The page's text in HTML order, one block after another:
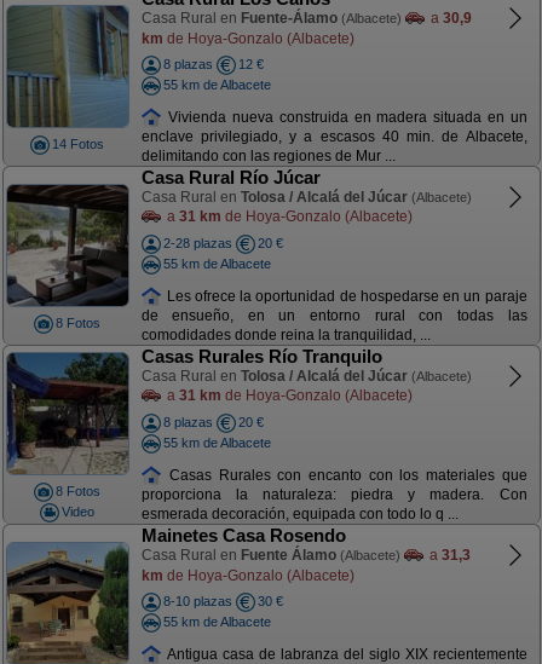
14 Fotos
Casa Rural en Fuente-Álamo (Albacete) a 30,9
km de Hoya-Gonzalo (Albacete)
8 plazas
12 €
55 km de Albacete
Vivienda nueva construida en madera situada en un
enclave privilegiado, y a escasos 40 min. de Albacete,
delimitando con las regiones de Mur ...
8 Fotos
Casa Rural Río Júcar
Casa Rural en Tolosa / Alcalá del Júcar (Albacete)
a 31 km de Hoya-Gonzalo (Albacete)
2-28 plazas
20 €
55 km de Albacete
Les ofrece la oportunidad de hospedarse en un paraje
de ensueño, en un entorno rural con todas las
comodidades donde reina la tranquilidad, ...
8 Fotos
Video
Casas Rurales Río Tranquilo
Casa Rural en Tolosa / Alcalá del Júcar (Albacete)
a 31 km de Hoya-Gonzalo (Albacete)
8 plazas
20 €
55 km de Albacete
Casas Rurales con encanto con los materiales que
proporciona la naturaleza: piedra y madera. Con
esmerada decoración, equipada con todo lo q ...
Mainetes Casa Rosendo
Casa Rural en Fuente Álamo (Albacete) a 31,3
km de Hoya-Gonzalo (Albacete)
8-10 plazas
30 €
55 km de Albacete
Antigua casa de labranza del siglo XIX recientemente